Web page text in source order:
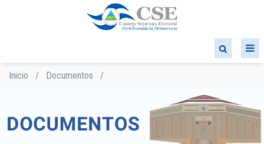
Sobrescribir
ayuda
a
Inicio / Documentos /